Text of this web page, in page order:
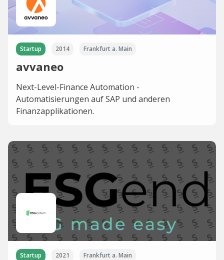
Startup 2014 Frankfurt a. Main
avvaneo
Next-Level-Finance Automation -
Automatisierungen auf SAP und anderen
Finanzapplikationen.
Startup 2021 Frankfurt a. Main